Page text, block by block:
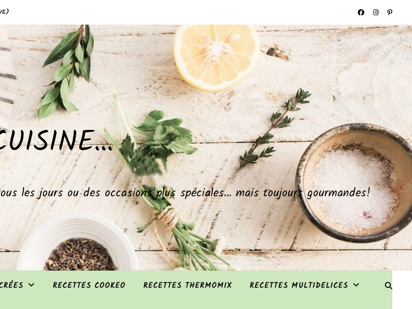
les jours ou des occasions plus spéciales… mais toujours gourmandes!
RECETTES COOKEO RECETTES THERMOMIX RECETTES MULTIDELICES